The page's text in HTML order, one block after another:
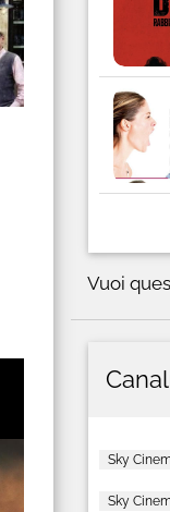
Vuoi
Sky
Sky